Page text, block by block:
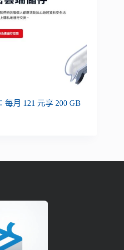
每月 121 元享 200 GB